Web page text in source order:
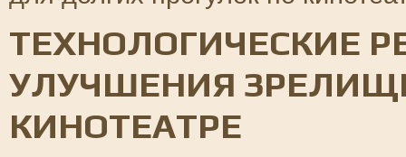
ТЕХНОЛОГИЧЕСКИЕ
УЛУЧШЕНИЯ
КИНОТЕАТРЕ